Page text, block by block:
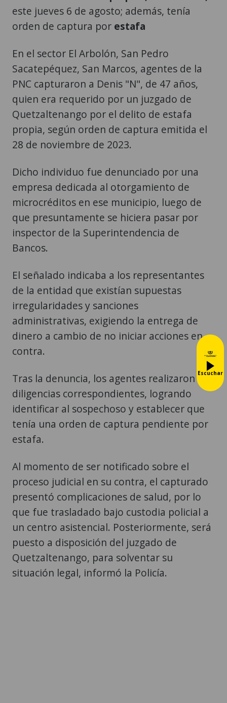
este jueves 6 de agosto; además, tenía
orden de captura por estafa
En el sector El Arbolón, San Pedro
Sacatepéquez, San Marcos, agentes de la
PNC capturaron a Denis "N", de 47 años,
quien era requerido por un juzgado de
Quetzaltenango por el delito de estafa
propia, según orden de captura emitida el
28 de noviembre de 2023.
Dicho individuo fue denunciado por una
empresa dedicada al otorgamiento de
microcréditos en ese municipio, luego de
que presuntamente se hiciera pasar por
inspector de la Superintendencia de
Bancos.
El señalado indicaba a los representantes
de la entidad que existían supuestas
irregularidades y sanciones
administrativas, exigiendo la entrega de
dinero a cambio de no iniciar acciones en
contra.
Tras la denuncia, los agentes realizaron las
diligencias correspondientes, logrando
identificar al sospechoso y establecer que
tenía una orden de captura pendiente por
estafa.
Al momento de ser notificado sobre el
proceso judicial en su contra, el capturado
presentó complicaciones de salud, por lo
que fue trasladado bajo custodia policial a
un centro asistencial. Posteriormente, será
puesto a disposición del juzgado de
Quetzaltenango, para solventar su
situación legal, informó la Policía.
Escuchar